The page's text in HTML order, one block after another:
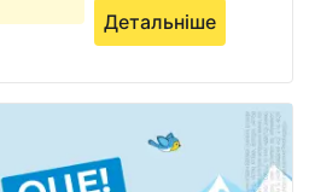
Детальніше